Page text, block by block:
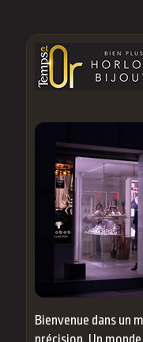
Bienvenue dans un